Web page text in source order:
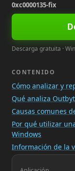
0xc0000135-fix
Descarga gratuita ·
CONTENIDO
Cómo analizar y
Qué analiza
Causas comunes
Por qué utilizar
Windows
Información de la